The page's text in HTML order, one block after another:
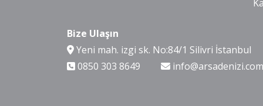
Bize Ulaşın
Yeni mah. izgi sk. No:84/1 Silivri İstanbul
0850 303 8649
info@arsadenizi.com